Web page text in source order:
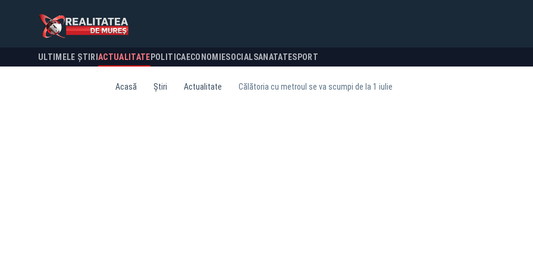
ULTIMELE ȘTIRI ACTUALITATE POLITICA ECONOMIESOCIALSANATATESPORT
Acasă Știri Actualitate Călătoria cu metroul se va scumpi de la 1 iulie